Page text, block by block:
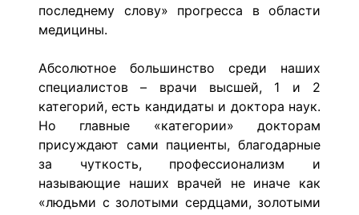
последнему слову» прогресса в области
медицины.
Абсолютное большинство среди наших
специалистов – врачи высшей, 1 и 2
категорий, есть кандидаты и доктора наук.
Но главные «категории» докторам
присуждают сами пациенты, благодарные
за чуткость, профессионализм и
называющие наших врачей не иначе как
«людьми с золотыми сердцами, золотыми